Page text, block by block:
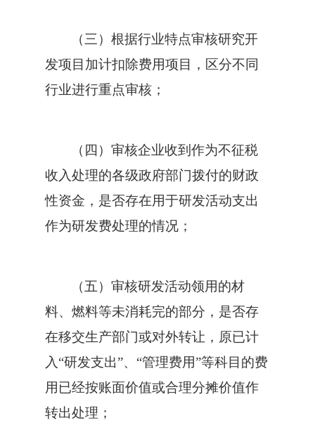
（三）根据行业特点审核研究开
发项目加计扣除费用项目，区分不同
行业进行重点审核；
（四）审核企业收到作为不征税
收入处理的各级政府部门拨付的财政
性资金，是否存在用于研发活动支出
作为研发费处理的情况；
（五）审核研发活动领用的材
料、燃料等未消耗完的部分，是否存
在移交生产部门或对外转让，原已计
入“研发支出”、“管理费用”等科目的费
用已经按账面价值或合理分摊价值作
转出处理；